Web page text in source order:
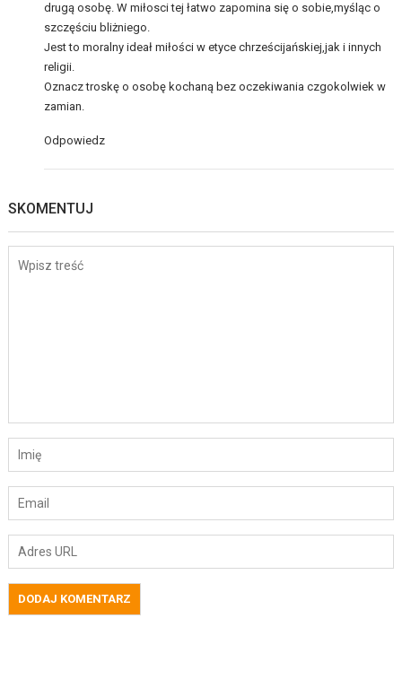
drugą osobę. W miłosci tej łatwo zapomina się o sobie,myśląc o
szczęściu bliżniego.
Jest to moralny ideał miłości w etyce chrześcijańskiej,jak i innych
religii.
Oznacz troskę o osobę kochaną bez oczekiwania czgokolwiek w
zamian.
Odpowiedz
SKOMENTUJ